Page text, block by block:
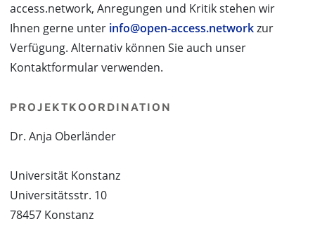
access.network, Anregungen und Kritik stehen wir
Ihnen gerne unter info@open-access.networkzur
Verfügung. Alternativ können Sie auch unser
Kontaktformular verwenden.
PROJEKTKOORDINATION
Dr. Anja Oberländer
Universität Konstanz
Universitätsstr. 10
78457 Konstanz